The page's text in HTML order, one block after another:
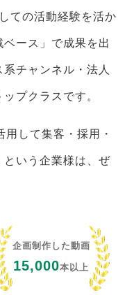
ての活動経験を活か
ース」で成果を出
チャンネル・法人
プクラスです。
して集客・採用・
という企業様は、ぜ
企画制作した動画
15,000本以上